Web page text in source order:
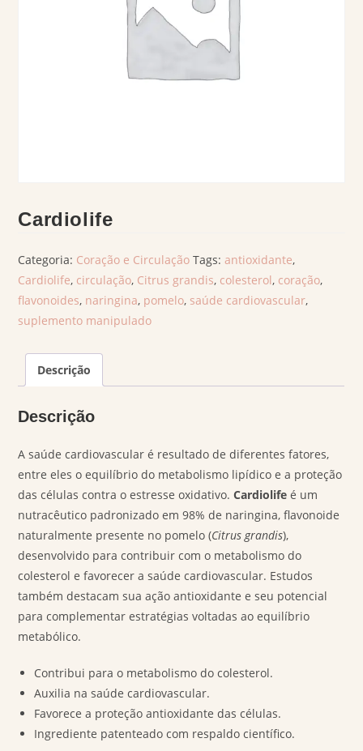
Cardiolife
Categoria: Coração e Circulação Tags:antioxidante,
Cardiolife, circulação, Citrus grandis, colesterol, coração,
flavonoides, naringina, pomelo, saúde cardiovascular,
suplemento manipulado
Descrição
Descrição
A saúde cardiovascular é resultado de diferentes fatores,
entre eles o equilíbrio do metabolismo lipídico e a proteção
das células contra o estresse oxidativo.Cardiolife é um
nutracêutico padronizado em 98% de naringina, flavonoide
naturalmente presente no pomelo (Citrus grandis),
desenvolvido para contribuir com o metabolismo do
colesterol e favorecer a saúde cardiovascular. Estudos
também destacam sua ação antioxidante e seu potencial
para complementar estratégias voltadas ao equilíbrio
metabólico.
Contribui para o metabolismo do colesterol.
Auxilia na saúde cardiovascular.
Favorece a proteção antioxidante das células.
Ingrediente patenteado com respaldo científico.